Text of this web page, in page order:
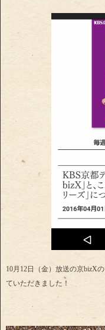
10月12日（金）放送の京bizX
ていただきました！